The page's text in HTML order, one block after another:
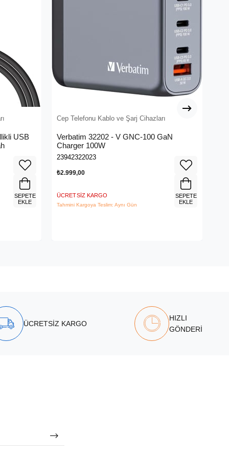
USB
SEPETE
EKLE
Cep Telefonu Kablo ve Şarj Cihazları
Verbatim 32202 - V GNC-100 GaN
Charger 100W
23942322023
₺2.999,00
ÜCRETSIZ KARGO
Tahmini Kargoya Teslim: Aynı Gün
SEPETE
EKLE
ÜCRETSİZ KARGO
HIZLI
GÖNDERİ